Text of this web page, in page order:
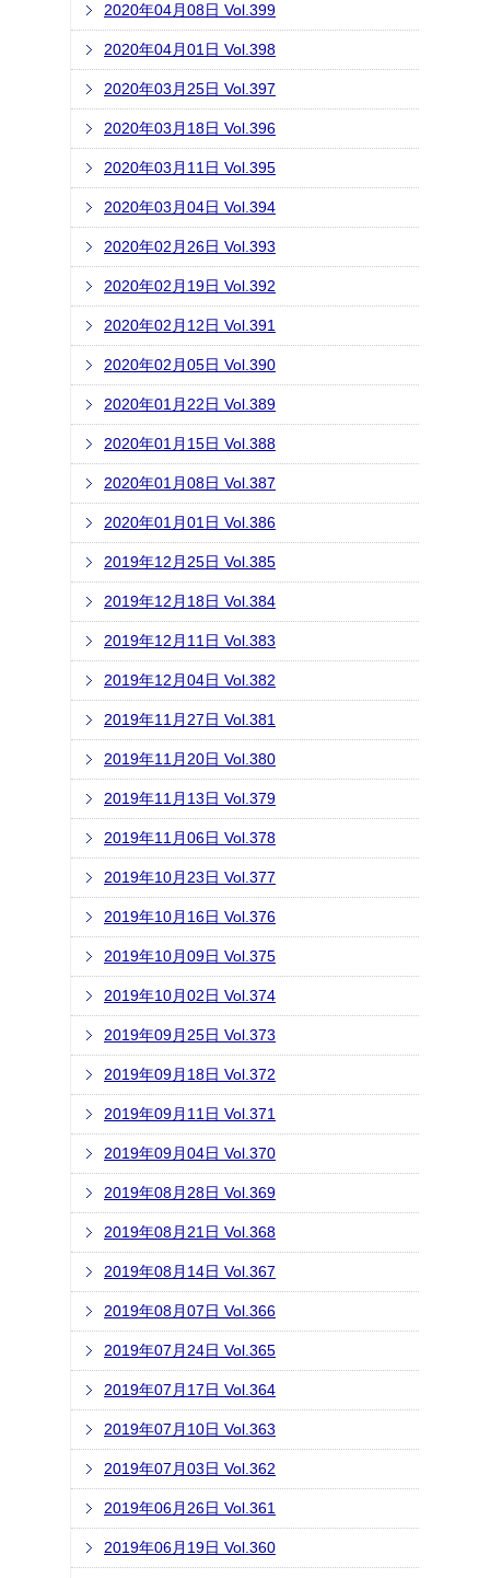
2020年04月08日 Vol.399
2020年04月01日 Vol.398
2020年03月25日 Vol.397
2020年03月18日 Vol.396
2020年03月11日 Vol.395
2020年03月04日 Vol.394
2020年02月26日 Vol.393
2020年02月19日 Vol.392
2020年02月12日 Vol.391
2020年02月05日 Vol.390
2020年01月22日 Vol.389
2020年01月15日 Vol.388
2020年01月08日 Vol.387
2020年01月01日 Vol.386
2019年12月25日 Vol.385
2019年12月18日 Vol.384
2019年12月11日 Vol.383
2019年12月04日 Vol.382
2019年11月27日 Vol.381
2019年11月20日 Vol.380
2019年11月13日 Vol.379
2019年11月06日 Vol.378
2019年10月23日 Vol.377
2019年10月16日 Vol.376
2019年10月09日 Vol.375
2019年10月02日 Vol.374
2019年09月25日 Vol.373
2019年09月18日 Vol.372
2019年09月11日 Vol.371
2019年09月04日 Vol.370
2019年08月28日 Vol.369
2019年08月21日 Vol.368
2019年08月14日 Vol.367
2019年08月07日 Vol.366
2019年07月24日 Vol.365
2019年07月17日 Vol.364
2019年07月10日 Vol.363
2019年07月03日 Vol.362
2019年06月26日 Vol.361
2019年06月19日 Vol.360